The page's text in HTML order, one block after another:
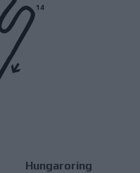
14
Hungaroring